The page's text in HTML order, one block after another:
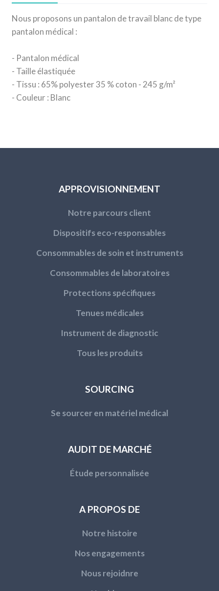
Nous proposons un pantalon de travail blanc de type
pantalon médical :
- Pantalon médical
- Taille élastiquée
- Tissu : 65% polyester 35 % coton - 245 g/m²
- Couleur : Blanc
APPROVISIONNEMENT
Notre parcours client
Dispositifs eco-responsables
Consommables de soin et instruments
Consommables de laboratoires
Protections spécifiques
Tenues médicales
Instrument de diagnostic
Tous les produits
SOURCING
Se sourcer en matériel médical
AUDIT DE MARCHÉ
Étude personnalisée
A PROPOS DE
Notre histoire
Nos engagements
Nous rejoidnre